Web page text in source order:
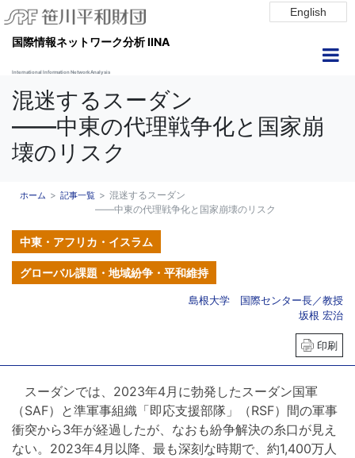
English
国際情報ネットワーク分析 IINA
International Information Network Analysis
混迷するスーダン
――中東の代理戦争化と国家崩
壊のリスク
ホーム 記事一覧
混迷するスーダン
――中東の代理戦争化と国家崩壊のリスク
中東・アフリカ・イスラム
グローバル課題・地域紛争・平和維持
島根大学 国際センター長／教授
坂根 宏治
印刷
スーダンでは、2023年4月に勃発したスーダン国軍
（SAF）と準軍事組織「即応支援部隊」（RSF）間の軍事
衝突から3年が経過したが、なおも紛争解決の糸口が見え
ない。2023年4月以降、最も深刻な時期で、約1,400万人